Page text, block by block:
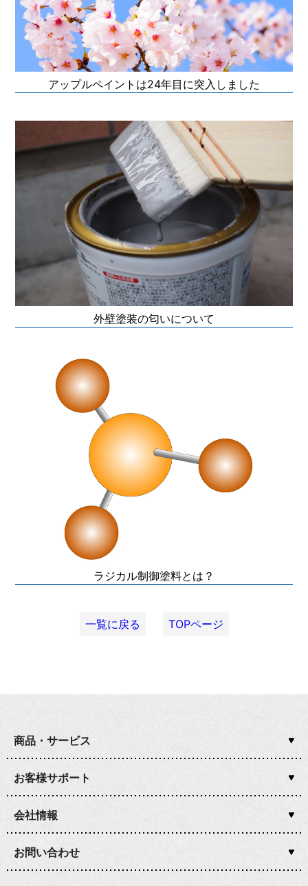
アップルペイントは24年目に突入しました
外壁塗装の匂いについて
ラジカル制御塗料とは？
一覧に戻る TOPページ
商品・サービス
お客様サポート
会社情報
お問い合わせ